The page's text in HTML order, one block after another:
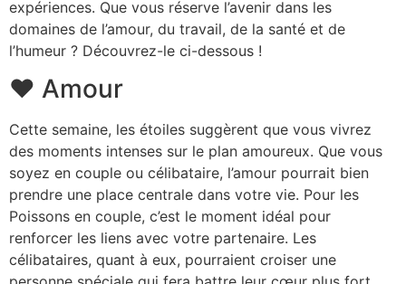
expériences. Que vous réserve l’avenir dans les
domaines de l’amour, du travail, de la santé et de
l’humeur ? Découvrez-le ci-dessous !
❤️ Amour
Cette semaine, les étoiles suggèrent que vous vivrez
des moments intenses sur le plan amoureux. Que vous
soyez en couple ou célibataire, l’amour pourrait bien
prendre une place centrale dans votre vie. Pour les
Poissons en couple, c’est le moment idéal pour
renforcer les liens avec votre partenaire. Les
célibataires, quant à eux, pourraient croiser une